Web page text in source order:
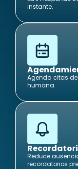
instante.
Agenda citas
humana.
Reduce
recordatorios